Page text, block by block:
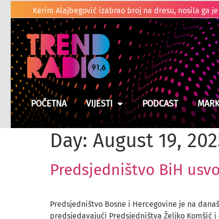
Suša prži usjeve u BiH, moguće poskupljenje hrane
POČETNA VIJESTI PODCAST
Day: August 19,
Predsjedništvo BiH
Predsjedništvo Bosne i Hercegovine je na
predsjedavajući Predsjedništva Željko Komšić